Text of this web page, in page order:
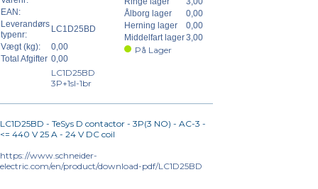
EAN:
Leverandørs
typenr:
LC1D25BD
Vægt (kg):
0,00
Total Afgifter 0,00
LC1D25BD
3P+1sl-1br
Ålborg lager
0,00
Herning lager
0,00
Middelfart lager3,00
På Lager
LC1D25BD - TeSys D contactor - 3P(3 NO) - AC-3 -
<= 440 V 25 A - 24 V DC coil
https://www.schneider-
electric.com/en/product/download-pdf/LC1D25BD